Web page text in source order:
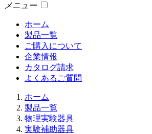
メニュー
ホーム
製品一覧
ご購入について
企業情報
カタログ請求
よくあるご質問
ホーム
製品一覧
物理実験器具
実験補助器具